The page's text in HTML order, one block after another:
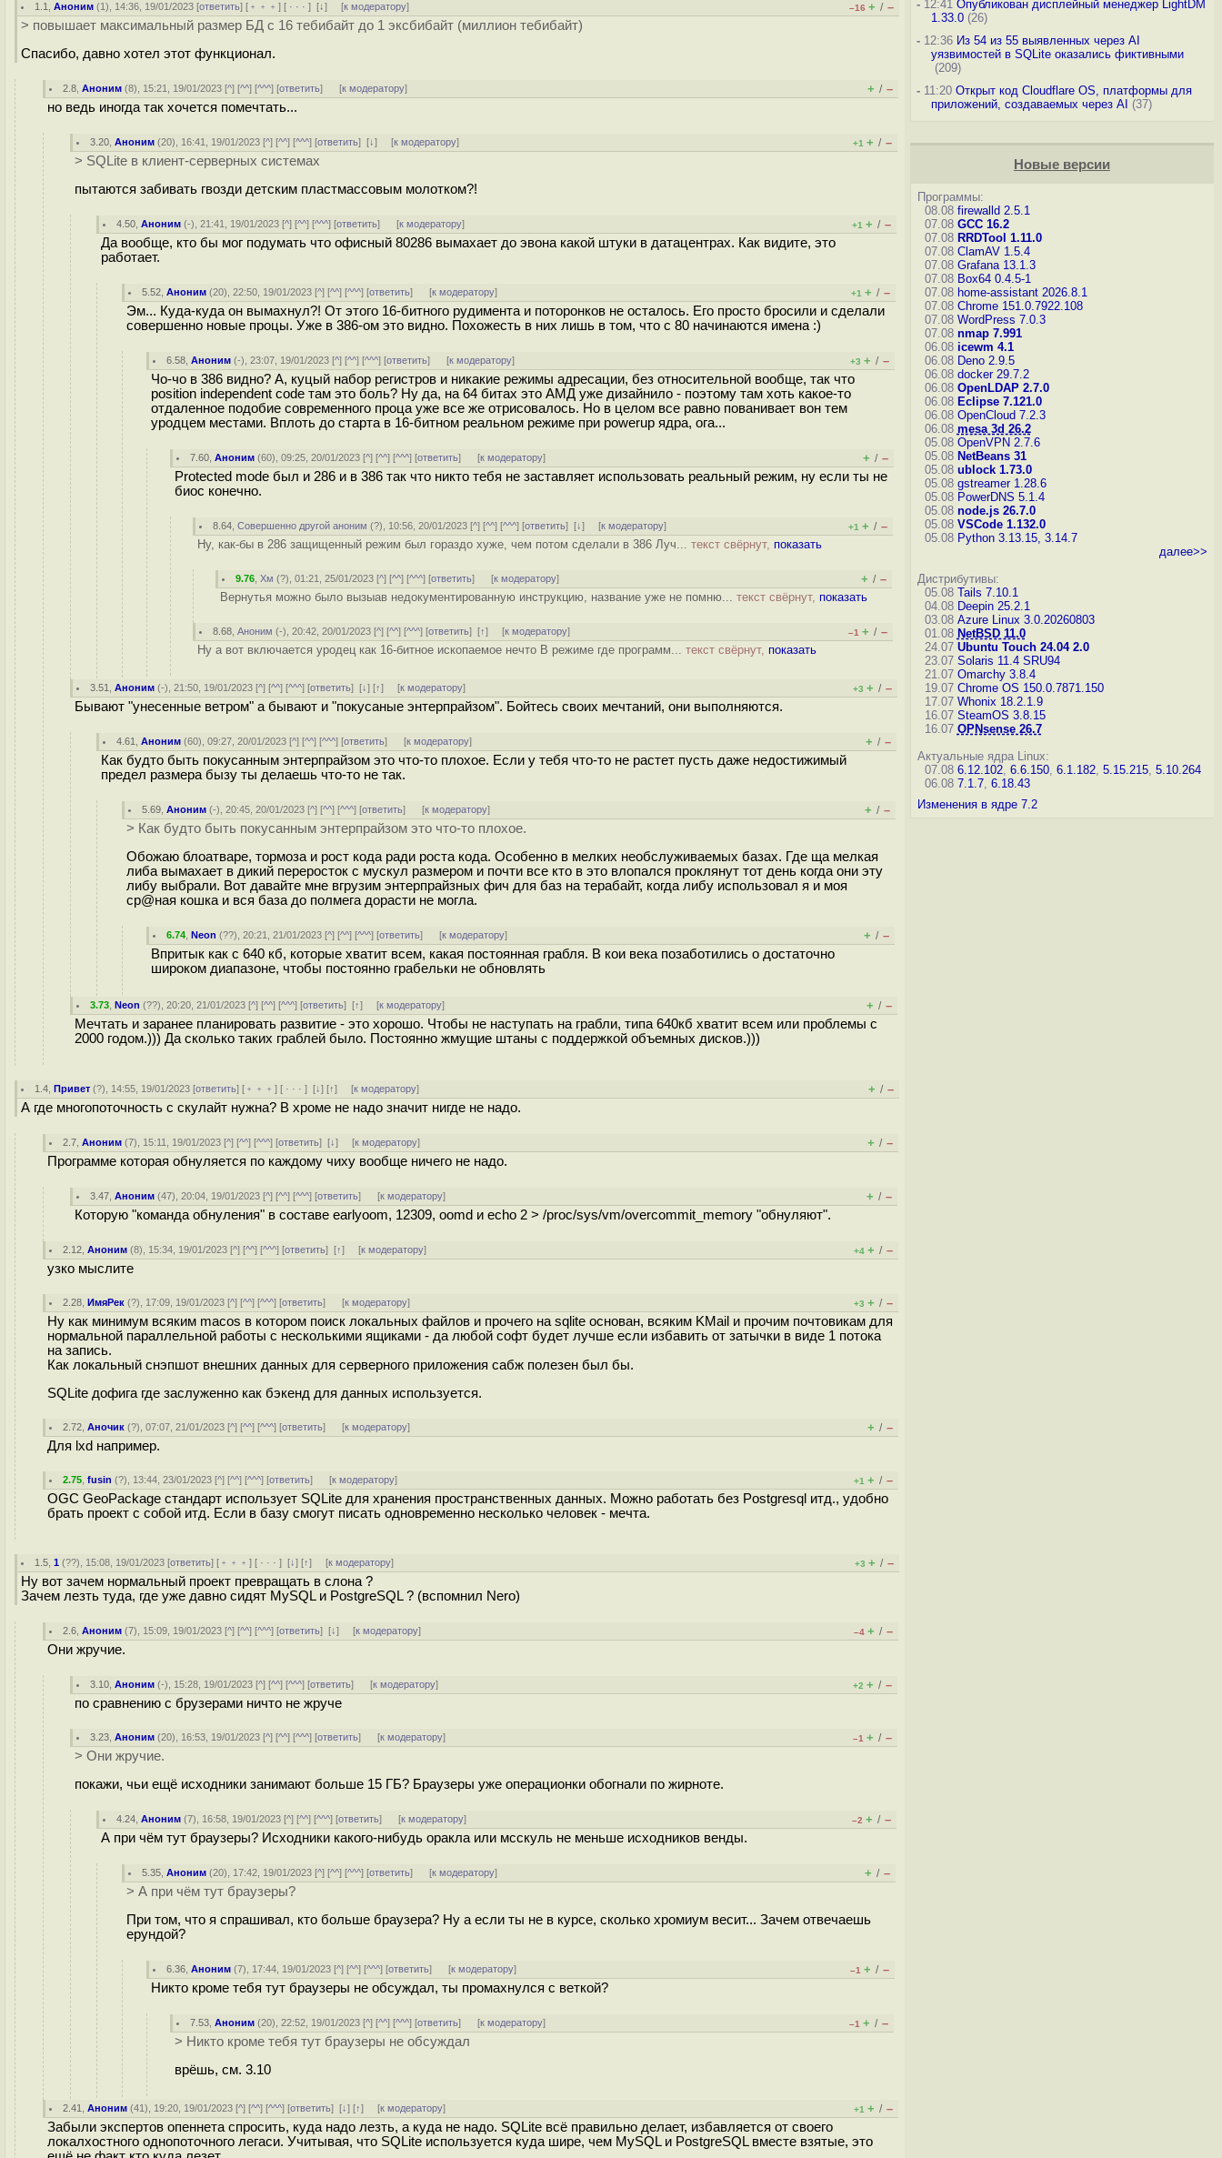
1.1 ,Аноним (1), 14:36, 19/01/2023 [ответить] [ ﹢﹢﹢] [ · · ·][↓] [к модератору] –16 + / –
> повышает максимальный размер БД с 16 тебибайт до 1 эксбибайт (миллион тебибайт)
Спасибо, давно хотел этот функционал.
2.8 ,Аноним (8), 15:21, 19/01/2023 [^] [^^] [^^^] [ответить] [к модератору] + / –
но ведь иногда так хочется помечтать...
3.20 ,Аноним (20), 16:41, 19/01/2023 [^] [^^] [^^^] [ответить][↓] [к модератору] +1 + / –
> SQLite в клиент-серверных системах
пытаются забивать гвозди детским пластмассовым молотком?!
4.50 ,Аноним (-), 21:41, 19/01/2023 [^] [^^] [^^^] [ответить] [к модератору] +1 + / –
Да вообще, кто бы мог подумать что офисный 80286 вымахает до эвона какой штуки в датацентрах. Как видите, это
работает.
5.52 ,Аноним (20), 22:50, 19/01/2023 [^] [^^] [^^^] [ответить] [к модератору] +1 + / –
Эм... Куда-куда он вымахнул?! От этого 16-битного рудимента и поторонков не осталось. Его просто бросили и сделали
совершенно новые процы. Уже в 386-ом это видно. Похожесть в них лишь в том, что с 80 начинаются имена :)
6.58 ,Аноним (-), 23:07, 19/01/2023 [^] [^^] [^^^] [ответить] [к модератору] +3 + / –
Чо-чо в 386 видно? А, куцый набор регистров и никакие режимы адресации, без относительной вообще, так что
position independent code там это боль? Ну да, на 64 битах это АМД уже дизайнило - поэтому там хоть какое-то
отдаленное подобие современного проца уже все же отрисовалось. Но в целом все равно пованивает вон тем
уродцем местами. Вплоть до старта в 16-битном реальном режиме при powerup ядра, ога...
7.60 ,Аноним (60), 09:25, 20/01/2023 [^] [^^] [^^^] [ответить] [к модератору] + / –
Protected mode был и 286 и в 386 так что никто тебя не заставляет использовать реальный режим, ну если ты не
биос конечно.
8.64 ,Совершенно другой аноним (?), 10:56, 20/01/2023 [^] [^^] [^^^] [ответить][↓] [к модератору] +1 + / –
Ну, как-бы в 286 защищенный режим был гораздо хуже, чем потом сделали в 386 Луч... текст свёрнут, показать
9.76 ,Хм (?), 01:21, 25/01/2023 [^] [^^] [^^^] [ответить] [к модератору] + / –
Вернутья можно было вызыав недокументированную инструкцию, название уже не помню... текст свёрнут, показать
8.68 ,Аноним (-), 20:42, 20/01/2023 [^] [^^] [^^^] [ответить][↑] [к модератору] –1 + / –
Ну а вот включается уродец как 16-битное ископаемое нечто В режиме где программ... текст свёрнут, показать
3.51 ,Аноним (-), 21:50, 19/01/2023 [^] [^^] [^^^] [ответить][↓] [↑] [к модератору] +3 + / –
Бывают "унесенные ветром" а бывают и "покусаные энтерпрайзом". Бойтесь своих мечтаний, они выполняются.
4.61 ,Аноним (60), 09:27, 20/01/2023 [^] [^^] [^^^] [ответить] [к модератору] + / –
Как будто быть покусанным энтерпрайзом это что-то плохое. Если у тебя что-то не растет пусть даже недостижимый
предел размера бызу ты делаешь что-то не так.
5.69 ,Аноним (-), 20:45, 20/01/2023 [^] [^^] [^^^] [ответить] [к модератору] + / –
> Как будто быть покусанным энтерпрайзом это что-то плохое.
Обожаю блоатваре, тормоза и рост кода ради роста кода. Особенно в мелких необслуживаемых базах. Где ща мелкая
либа вымахает в дикий переросток с мускул размером и почти все кто в это влопался проклянут тот день когда они эту
либу выбрали. Вот давайте мне вгрузим энтерпрайзных фич для баз на терабайт, когда либу использовал я и моя
сp@ная кошка и вся база до полмега дорасти не могла.
6.74 ,Neon (??), 20:21, 21/01/2023 [^] [^^] [^^^] [ответить] [к модератору] + / –
Впритык как с 640 кб, которые хватит всем, какая постоянная грабля. В кои века позаботились о достаточно
широком диапазоне, чтобы постоянно грабельки не обновлять
3.73 ,Neon (??), 20:20, 21/01/2023 [^] [^^] [^^^] [ответить][↑] [к модератору] + / –
Мечтать и заранее планировать развитие - это хорошо. Чтобы не наступать на грабли, типа 640кб хватит всем или проблемы с
2000 годом.))) Да сколько таких граблей было. Постоянно жмущие штаны с поддержкой объемных дисков.)))
1.4 ,Привет (?), 14:55, 19/01/2023 [ответить] [ ﹢﹢﹢] [ · · ·][↓] [↑] [к модератору] + / –
А где многопоточность с скулайт нужна? В хроме не надо значит нигде не надо.
2.7 ,Аноним (7), 15:11, 19/01/2023 [^] [^^] [^^^] [ответить][↓] [к модератору] + / –
Программе которая обнуляется по каждому чиху вообще ничего не надо.
3.47 ,Аноним (47), 20:04, 19/01/2023 [^] [^^] [^^^] [ответить] [к модератору] + / –
Которую "команда обнуления" в составе earlyoom, 12309, oomd и echo 2 > /proc/sys/vm/overcommit_memory "обнуляют".
2.12 ,Аноним (8), 15:34, 19/01/2023 [^] [^^] [^^^] [ответить][↑] [к модератору] +4 + / –
узко мыслите
2.28 ,ИмяРек (?), 17:09, 19/01/2023 [^] [^^] [^^^] [ответить] [к модератору] +3 + / –
Ну как минимум всяким macos в котором поиск локальных файлов и прочего на sqlite основан, всяким KMail и прочим почтовикам для
нормальной параллельной работы с несколькими ящиками - да любой софт будет лучше если избавить от затычки в виде 1 потока
на запись.
Как локальный снэпшот внешних данных для серверного приложения сабж полезен был бы.
SQLite дофига где заслуженно как бэкенд для данных используется.
2.72 ,Аночик (?), 07:07, 21/01/2023 [^] [^^] [^^^] [ответить] [к модератору] + / –
Для lxd например.
2.75 ,fusin (?), 13:44, 23/01/2023 [^] [^^] [^^^] [ответить] [к модератору] +1 + / –
OGC GeoPackage стандарт использует SQLite для хранения пространственных данных. Можно работать без Postgresql итд., удобно
брать проект с собой итд. Если в базу смогут писать одновременно несколько человек - мечта.
1.5 ,1 (??), 15:08, 19/01/2023 [ответить] [ ﹢﹢﹢] [ · · ·][↓] [↑] [к модератору] +3 + / –
Ну вот зачем нормальный проект превращать в слона ?
Зачем лезть туда, где уже давно сидят MySQL и PostgreSQL ? (вспомнил Nero)
2.6 ,Аноним (7), 15:09, 19/01/2023 [^] [^^] [^^^] [ответить][↓] [к модератору] –4 + / –
Они жручие.
3.10 ,Аноним (-), 15:28, 19/01/2023 [^] [^^] [^^^] [ответить] [к модератору] +2 + / –
по сравнению с брузерами ничто не жруче
3.23 ,Аноним (20), 16:53, 19/01/2023 [^] [^^] [^^^] [ответить] [к модератору] –1 + / –
> Они жручие.
покажи, чьи ещё исходники занимают больше 15 ГБ? Браузеры уже операционки обогнали по жирноте.
4.24 ,Аноним (7), 16:58, 19/01/2023 [^] [^^] [^^^] [ответить] [к модератору] –2 + / –
А при чём тут браузеры? Исходники какого-нибудь оракла или мсскуль не меньше исходников венды.
5.35 ,Аноним (20), 17:42, 19/01/2023 [^] [^^] [^^^] [ответить] [к модератору] + / –
> А при чём тут браузеры?
При том, что я спрашивал, кто больше браузера? Ну а если ты не в курсе, сколько хромиум весит... Зачем отвечаешь
ерундой?
6.36 ,Аноним (7), 17:44, 19/01/2023 [^] [^^] [^^^] [ответить] [к модератору] –1 + / –
Никто кроме тебя тут браузеры не обсуждал, ты промахнулся с веткой?
7.53 ,Аноним (20), 22:52, 19/01/2023 [^] [^^] [^^^] [ответить] [к модератору] –1 + / –
> Никто кроме тебя тут браузеры не обсуждал
врёшь, см. 3.10
2.41 ,Аноним (41), 19:20, 19/01/2023 [^] [^^] [^^^] [ответить][↓] [↑] [к модератору] +1 + / –
Забыли экспертов опеннета спросить, куда надо лезть, а куда не надо. SQLite всё правильно делает, избавляется от своего
локалхостного однопоточного легаси. Учитывая, что SQLite используется куда шире, чем MySQL и PostgreSQL вместе взятые, это
-12:41 Опубликован дисплейный менеджер LightDM
1.33.0(26)
-12:36 Из 54 из 55 выявленных через AI
уязвимостей в SQLite оказались фиктивными
(209)
-11:20 Открыт код Cloudflare OS, платформы для
приложений, создаваемых через AI (37)
Новые версии
Программы:
08.08 firewalld 2.5.1
07.08 GCC 16.2
07.08 RRDTool 1.11.0
07.08 ClamAV 1.5.4
07.08 Grafana 13.1.3
07.08 Box64 0.4.5-1
07.08 home-assistant 2026.8.1
07.08 Chrome 151.0.7922.108
07.08 WordPress 7.0.3
07.08 nmap 7.991
06.08 icewm 4.1
06.08 Deno 2.9.5
06.08 docker 29.7.2
06.08 OpenLDAP 2.7.0
06.08 Eclipse 7.121.0
06.08 OpenCloud 7.2.3
06.08 mesa 3d 26.2
05.08 OpenVPN 2.7.6
05.08 NetBeans 31
05.08 ublock 1.73.0
05.08 gstreamer 1.28.6
05.08 PowerDNS 5.1.4
05.08 node.js 26.7.0
05.08 VSCode 1.132.0
05.08 Python 3.13.15, 3.14.7
далее>>
Дистрибутивы:
05.08 Tails 7.10.1
04.08 Deepin 25.2.1
03.08 Azure Linux 3.0.20260803
01.08 NetBSD 11.0
24.07 Ubuntu Touch 24.04 2.0
23.07 Solaris 11.4 SRU94
21.07 Omarchy 3.8.4
19.07 Chrome OS 150.0.7871.150
17.07 Whonix 18.2.1.9
16.07 SteamOS 3.8.15
16.07 OPNsense 26.7
Актуальные ядра Linux:
07.08 6.12.102, 6.6.150, 6.1.182, 5.15.215, 5.10.264
06.08 7.1.7, 6.18.43
Изменения в ядре 7.2